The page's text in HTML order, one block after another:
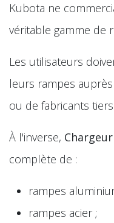
Kubota ne
véritable gamme de
Les utilisateurs
leurs rampes
ou de fabricants tiers.
À l'inverse,
complète de :
rampes
rampes acier ;